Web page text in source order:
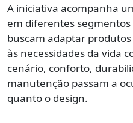
A iniciativa acompanha
em diferentes
buscam adaptar
às necessidades da vida
cenário, conforto,
manutenção passam a
quanto o design.